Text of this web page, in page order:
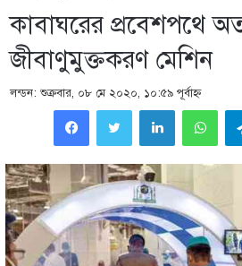
কাবাঘরের প্রবেশপথে
জীবাণুমুক্তকরণ মেশিন
লন্ডন: শুক্রবার, ০৮ মে ২০২০, ১০:৫৯ পূর্বাহ্ণ
LinkedIn